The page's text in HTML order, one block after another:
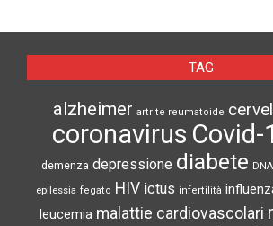
TAG
alzheimer artrite reumatoide
coronavirus Covid-
demenza depressione diabete DNA
epilessia fegato HIV ictus infertilità
leucemia malattie cardiovascolari